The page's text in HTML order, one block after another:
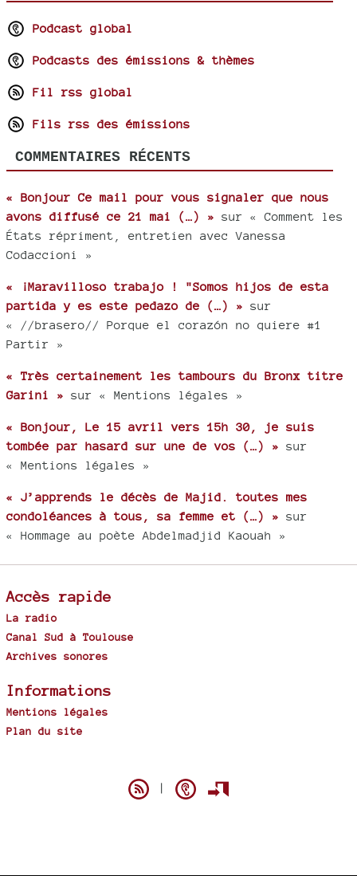
Podcast global
Podcasts des émissions & thèmes
Fil rss global
Fils rss des émissions
COMMENTAIRES RÉCENTS
« Bonjour Ce mail pour vous signaler que nous
avons diffusé ce 21 mai (…) » sur « Comment les
États répriment, entretien avec Vanessa
Codaccioni »
« ¡Maravilloso trabajo ! "Somos hijos de esta
partida y es este pedazo de (…) » sur
« //brasero// Porque el corazón no quiere #1
Partir »
« Très certainement les tambours du Bronx titre
Garini » sur « Mentions légales »
« Bonjour, Le 15 avril vers 15h 30, je suis
tombée par hasard sur une de vos (…) » sur
« Mentions légales »
« J’apprends le décès de Majid. toutes mes
condoléances à tous, sa femme et (…) » sur
« Hommage au poète Abdelmadjid Kaouah »
Accès rapide
La radio
Canal Sud à Toulouse
Archives sonores
Informations
Mentions légales
Plan du site
|